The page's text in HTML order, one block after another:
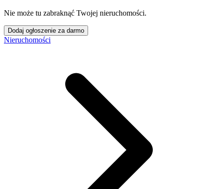
Nie może tu zabraknąć Twojej nieruchomości.
Dodaj ogłoszenie za darmo
Nieruchomości